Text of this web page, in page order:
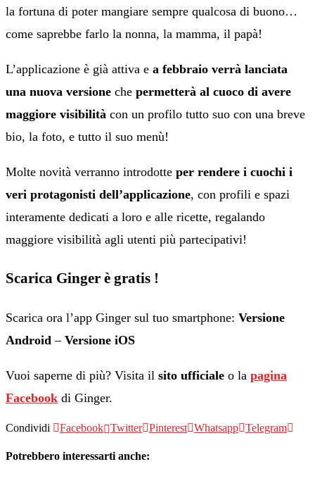
la fortuna di poter mangiare sempre qualcosa di buono…
come saprebbe farlo la nonna, la mamma, il papà!
L’applicazione è già attiva e a febbraio verrà lanciata
una nuova versione che permetterà al cuoco di avere
maggiore visibilità con un profilo tutto suo con una breve
bio, la foto, e tutto il suo menù!
Molte novità verranno introdotte per rendere i cuochi i
veri protagonisti dell’applicazione, con profili e spazi
interamente dedicati a loro e alle ricette, regalando
maggiore visibilità agli utenti più partecipativi!
Scarica Ginger è gratis !
Scarica ora l’app Ginger sul tuo smartphone: Versione
Android – Versione iOS
Vuoi saperne di più? Visita il sito ufficiale o la pagina
Facebook di Ginger.
Condividi Facebook Twitter Pinterest Whatsapp Telegram
Potrebbero interessarti anche: